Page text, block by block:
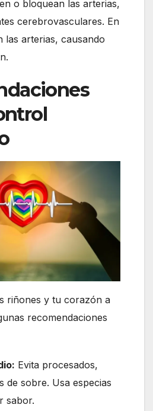
o bloquean las arterias,
cerebrovasculares. En
las arterias, causando
riñones y tu corazón a
recomendaciones
Evita procesados,
de sobre. Usa especias
sabor.